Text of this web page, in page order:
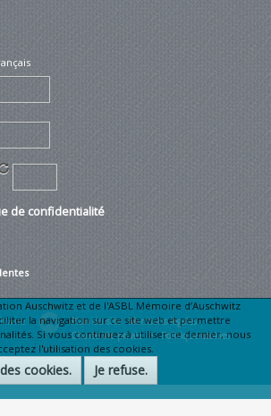
de confidentialité
Plan du site Mentions légales •
Charte Vie privée • Politique cookies
Auschwitz et de l'ASBL Mémoire d’Auschwitz
la navigation sur ce site web et permettre
Si vous continuez à utiliser ce dernier, nous
l'utilisation des cookies.
cookies. Je refuse.